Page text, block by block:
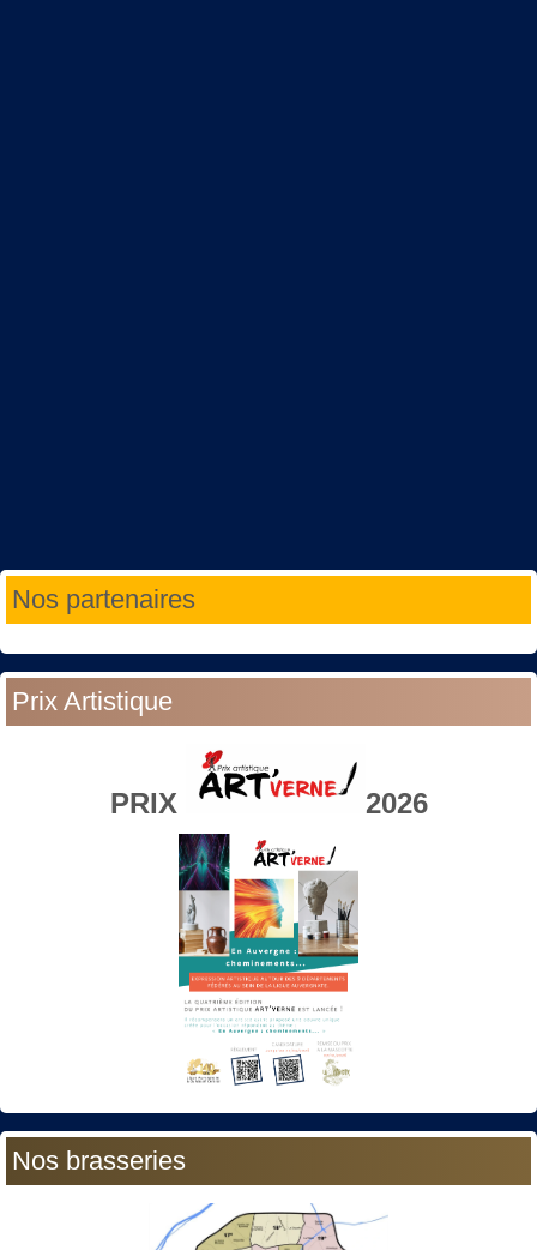
Nos partenaires
Prix Artistique
PRIX 2026
Nos brasseries
Année
précédente
Mois
précédent
Année
suivante
Mois
suivant